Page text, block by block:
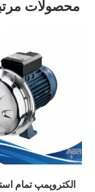
محصولات